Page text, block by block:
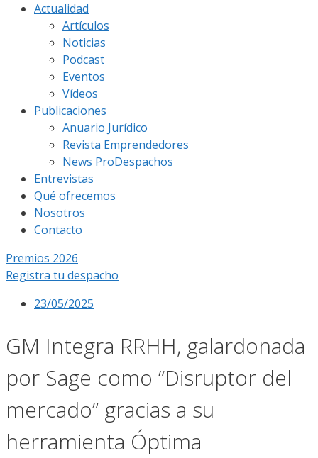
Actualidad
Artículos
Noticias
Podcast
Eventos
Vídeos
Publicaciones
Anuario Jurídico
Revista Emprendedores
News ProDespachos
Entrevistas
Qué ofrecemos
Nosotros
Contacto
Premios 2026
Registra tu despacho
23/05/2025
GM Integra RRHH, galardonada
por Sage como “Disruptor del
mercado” gracias a su
herramienta Óptima